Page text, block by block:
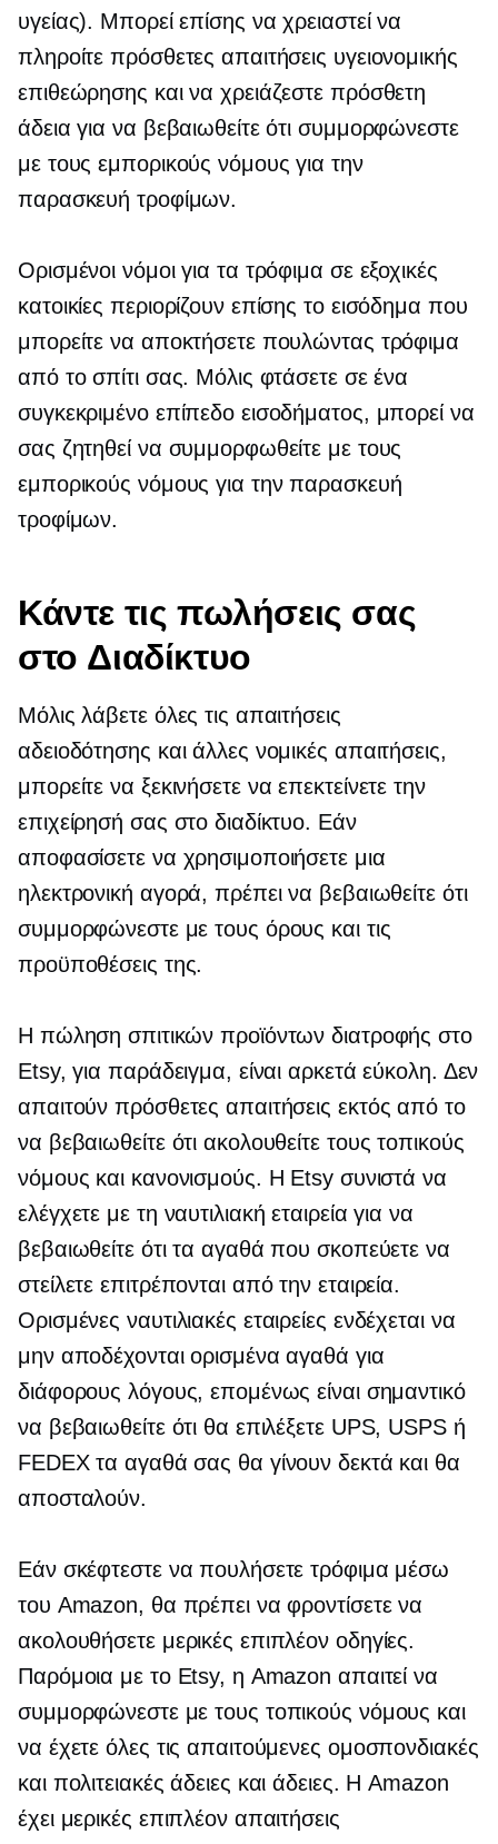
υγείας). Μπορεί επίσης να χρειαστεί να
πληροίτε πρόσθετες απαιτήσεις υγειονομικής
επιθεώρησης και να χρειάζεστε πρόσθετη
άδεια για να βεβαιωθείτε ότι συμμορφώνεστε
με τους εμπορικούς νόμους για την
παρασκευή τροφίμων.
Ορισμένοι νόμοι για τα τρόφιμα σε εξοχικές
κατοικίες περιορίζουν επίσης το εισόδημα που
μπορείτε να αποκτήσετε πουλώντας τρόφιμα
από το σπίτι σας. Μόλις φτάσετε σε ένα
συγκεκριμένο επίπεδο εισοδήματος, μπορεί να
σας ζητηθεί να συμμορφωθείτε με τους
εμπορικούς νόμους για την παρασκευή
τροφίμων.
Κάντε τις πωλήσεις σας
στο Διαδίκτυο
Μόλις λάβετε όλες τις απαιτήσεις
αδειοδότησης και άλλες νομικές απαιτήσεις,
μπορείτε να ξεκινήσετε να επεκτείνετε την
επιχείρησή σας στο διαδίκτυο. Εάν
αποφασίσετε να χρησιμοποιήσετε μια
ηλεκτρονική αγορά, πρέπει να βεβαιωθείτε ότι
συμμορφώνεστε με τους όρους και τις
προϋποθέσεις της.
Η πώληση σπιτικών προϊόντων διατροφής στο
Etsy, για παράδειγμα, είναι αρκετά εύκολη. Δεν
απαιτούν πρόσθετες απαιτήσεις εκτός από το
να βεβαιωθείτε ότι ακολουθείτε τους τοπικούς
νόμους και κανονισμούς. Η Etsy συνιστά να
ελέγχετε με τη ναυτιλιακή εταιρεία για να
βεβαιωθείτε ότι τα αγαθά που σκοπεύετε να
στείλετε επιτρέπονται από την εταιρεία.
Ορισμένες ναυτιλιακές εταιρείες ενδέχεται να
μην αποδέχονται ορισμένα αγαθά για
διάφορους λόγους, επομένως είναι σημαντικό
να βεβαιωθείτε ότι θα επιλέξετε UPS, USPS ή
FEDEX τα αγαθά σας θα γίνουν δεκτά και θα
αποσταλούν.
Εάν σκέφτεστε να πουλήσετε τρόφιμα μέσω
του Amazon, θα πρέπει να φροντίσετε να
ακολουθήσετε μερικές επιπλέον οδηγίες.
Παρόμοια με το Etsy, η Amazon απαιτεί να
συμμορφώνεστε με τους τοπικούς νόμους και
να έχετε όλες τις απαιτούμενες ομοσπονδιακές
και πολιτειακές άδειες και άδειες. Η Amazon
έχει μερικές επιπλέον απαιτήσεις